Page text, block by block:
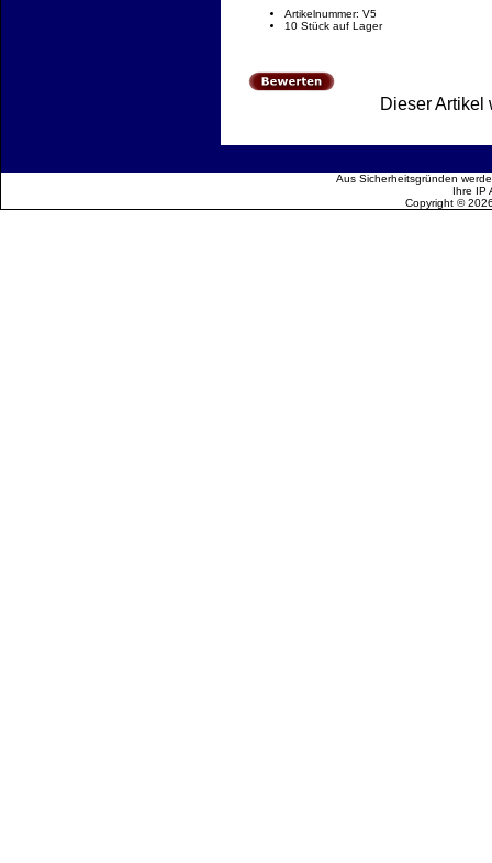
Artikelnummer: V5
10 Stück auf Lager
Dieser Artikel
Aus Sicherheitsgründen
Ihre IP
Copyright ©